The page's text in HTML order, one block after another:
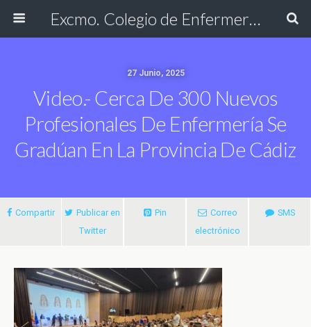
Excmo. Colegio de Enfermería de Cádiz
27 Junio, 2025
Video.- Cerca De 300 Nuevos
Profesionales De Enfermería Se
Gradúan En La Provincia De Cádiz
Compartir
Publicar en
Twitter
Pin
Correo
electrónico
SMS